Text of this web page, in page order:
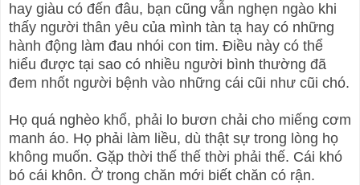
hay giàu có đến đâu, bạn cũng vẫn nghẹn ngào khi
thấy người thân yêu của mình tàn tạ hay có những
hành động làm đau nhói con tim. Điều này có thể
hiểu được tại sao có nhiều người bình thường đã
đem nhốt người bệnh vào những cái cũi như cũi chó.
Họ quá nghèo khổ, phải lo bươn chải cho miếng cơm
manh áo. Họ phải làm liều, dù thật sự trong lòng họ
không muốn. Gặp thời thế thế thời phải thế. Cái khó
bó cái khôn. Ở trong chăn mới biết chăn có rận.